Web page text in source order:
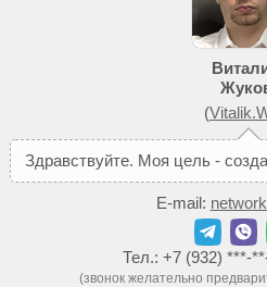
(
Здравствуйте. Моя цель - созда
E-mail:
Тел.: +7 (932) ***-
(звонок желательно